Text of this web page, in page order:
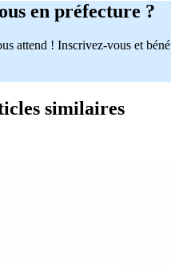
en préfecture ?
attend ! Inscrivez-vous et
similaires